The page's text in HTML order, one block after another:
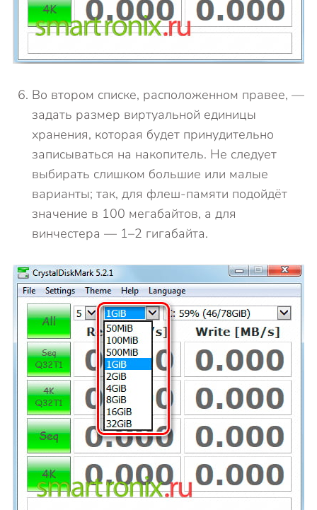
Во втором списке, расположенном правее, —
задать размер виртуальной единицы
хранения, которая будет принудительно
записываться на накопитель. Не следует
выбирать слишком большие или малые
варианты; так, для флеш-памяти подойдёт
значение в 100 мегабайтов, а для
винчестера — 1–2 гигабайта.